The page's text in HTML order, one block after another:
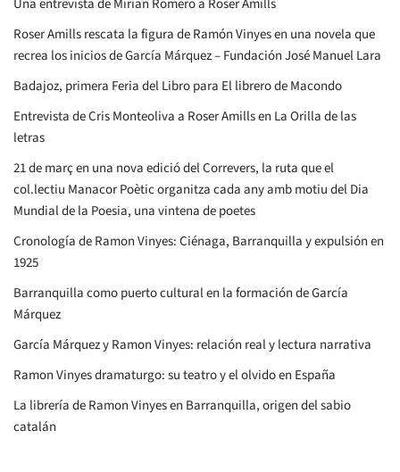
Una entrevista de Mirian Romero a Roser Amills
Roser Amills rescata la figura de Ramón Vinyes en una novela que
recrea los inicios de García Márquez – Fundación José Manuel Lara
Badajoz, primera Feria del Libro para El librero de Macondo
Entrevista de Cris Monteoliva a Roser Amills en La Orilla de las
letras
21 de març en una nova edició del Correvers, la ruta que el
col.lectiu Manacor Poètic organitza cada any amb motiu del Dia
Mundial de la Poesia, una vintena de poetes
Cronología de Ramon Vinyes: Ciénaga, Barranquilla y expulsión en
1925
Barranquilla como puerto cultural en la formación de García
Márquez
García Márquez y Ramon Vinyes: relación real y lectura narrativa
Ramon Vinyes dramaturgo: su teatro y el olvido en España
La librería de Ramon Vinyes en Barranquilla, origen del sabio
catalán